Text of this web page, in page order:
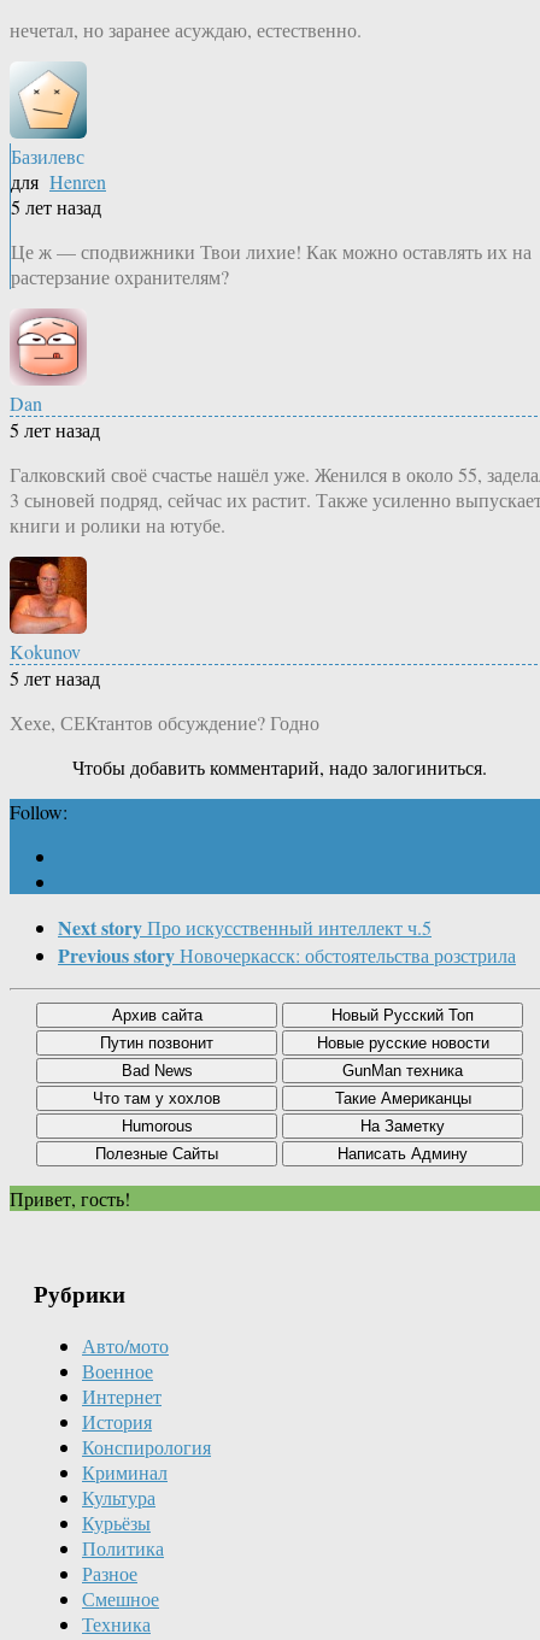
нечетал, но заранее асуждаю, естественно.
Базилевс
для Henren
5 лет назад
Це ж — сподвижники Твои лихие! Как можно оставлять их на
растерзание охранителям?
Dan
5 лет назад
Галковский своё счастье нашёл уже. Женился в около 55,
3 сыновей подряд, сейчас их растит. Также усиленно
книги и ролики на ютубе.
Kokunov
5 лет назад
Хехе, СЕКтантов обсуждение? Годно
Чтобы добавить комментарий, надо залогиниться.
Follow:
Next storyПро искусственный интеллект ч.5
Previous storyНовочеркасск: обстоятельства розстрила
Привет, гость!
Рубрики
Авто/мото
Военное
Интернет
История
Конспирология
Криминал
Культура
Курьёзы
Политика
Разное
Смешное
Техника